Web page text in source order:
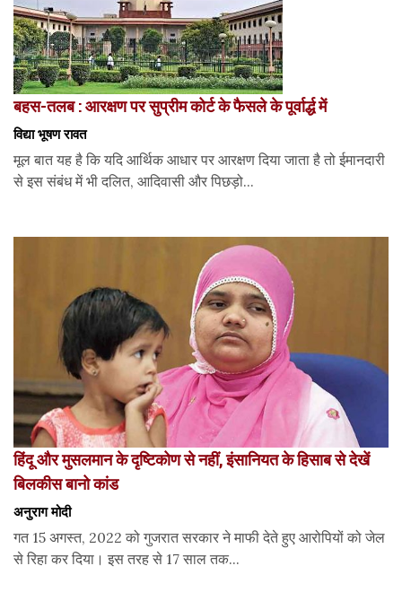
बहस-तलब : आरक्षण पर सुप्रीम कोर्ट के फैसले के पूर्वार्द्ध में
विद्या भूषण रावत
मूल बात यह है कि यदि आर्थिक आधार पर आरक्षण दिया जाता है तो ईमानदारी
से इस संबंध में भी दलित, आदिवासी और पिछड़ो...
हिंदू और मुसलमान के दृष्टिकोण से नहीं, इंसानियत के हिसाब से देखें
बिलकीस बानो कांड
अनुराग मोदी
गत 15 अगस्त, 2022 को गुजरात सरकार ने माफी देते हुए आरोपियों को जेल
से रिहा कर दिया। इस तरह से 17 साल तक...